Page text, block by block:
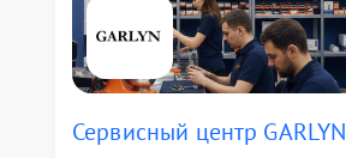
Сервисный центр GARLYN